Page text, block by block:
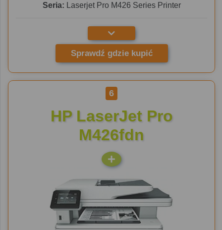
Seria: Laserjet Pro M426 Series Printer
Sprawdź gdzie kupić
6
HP LaserJet Pro
M426fdn